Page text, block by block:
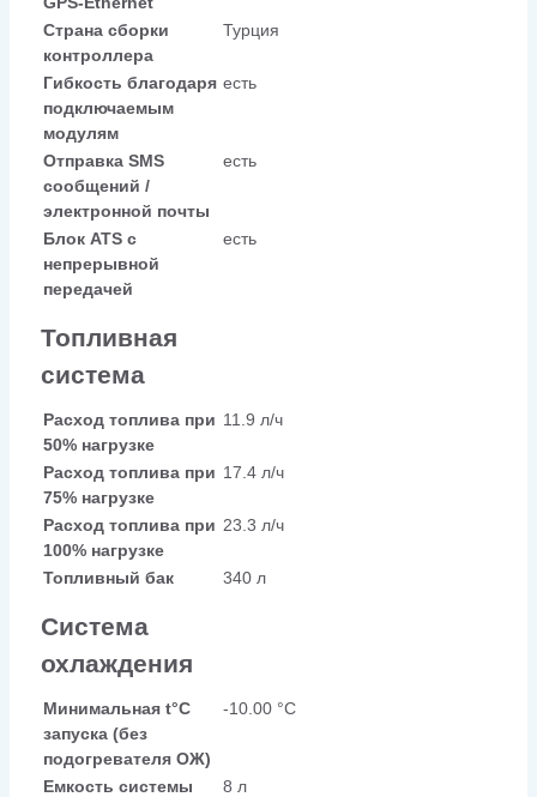
Страна сборки
контроллера
Турция
Гибкость благодаря
подключаемым
модулям
есть
Отправка SMS
сообщений /
электронной почты
есть
Блок ATS с
непрерывной
передачей
есть
Топливная
система
Расход топлива при
50% нагрузке
11.9 л/ч
Расход топлива при
75% нагрузке
17.4 л/ч
Расход топлива при
100% нагрузке
23.3 л/ч
Топливный бак 340 л
Система
охлаждения
Минимальная t°С
запуска (без
подогревателя ОЖ)
-10.00 °С
Емкость системы
8 л